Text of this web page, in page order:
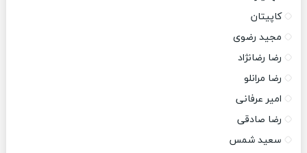
کاپیتان
مجید رضوی
رضا رضانژاد
رضا مرانلو
امیر عرفانی
رضا صادقی
سعید شمس